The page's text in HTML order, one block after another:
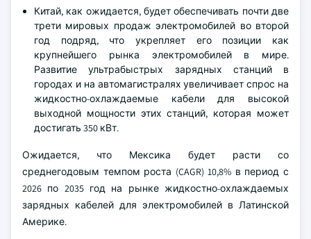
Китай, как ожидается, будет обеспечивать почти две
трети мировых продаж электромобилей во второй
год подряд, что укрепляет его позиции как
крупнейшего рынка электромобилей в мире.
Развитие ультрабыстрых зарядных станций в
городах и на автомагистралях увеличивает спрос на
жидкостно-охлаждаемые кабели для высокой
выходной мощности этих станций, которая может
достигать 350 кВт.
Ожидается, что Мексика будет расти со
среднегодовым темпом роста (CAGR) 10,8% в период с
2026 по 2035 год на рынке жидкостно-охлаждаемых
зарядных кабелей для электромобилей в Латинской
Америке.